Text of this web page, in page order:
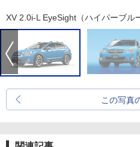
XV 2.0i-L EyeSight（ハイパーブル
この写真